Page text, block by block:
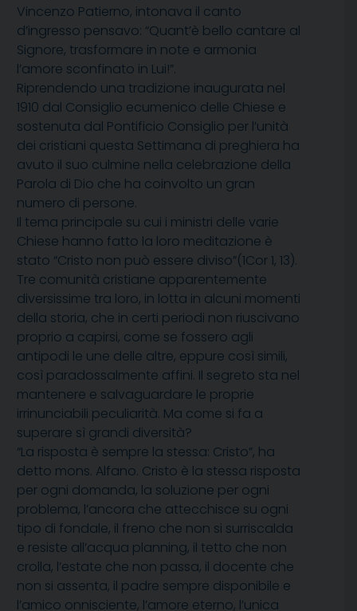
Vincenzo Patierno, intonava il canto
d’ingresso pensavo: “Quant’è bello cantare al
Signore, trasformare in note e armonia
l’amore sconfinato in Lui!”.
Riprendendo una tradizione inaugurata nel
1910 dal Consiglio ecumenico delle Chiese e
sostenuta dal Pontificio Consiglio per l’unità
dei cristiani questa Settimana di preghiera ha
avuto il suo culmine nella celebrazione della
Parola di Dio che ha coinvolto un gran
numero di persone.
Il tema principale su cui i ministri delle varie
Chiese hanno fatto la loro meditazione è
stato “Cristo non può essere diviso”(1Cor 1, 13).
Tre comunità cristiane apparentemente
diversissime tra loro, in lotta in alcuni momenti
della storia, che in certi periodi non riuscivano
proprio a capirsi, come se fossero agli
antipodi le une delle altre, eppure così simili,
così paradossalmente affini. Il segreto sta nel
mantenere e salvaguardare le proprie
irrinunciabili peculiarità. Ma come si fa a
superare sì grandi diversità?
“La risposta è sempre la stessa: Cristo”, ha
detto mons. Alfano. Cristo è la stessa risposta
per ogni domanda, la soluzione per ogni
problema, l’ancora che attecchisce su ogni
tipo di fondale, il freno che non si surriscalda
e resiste all’acqua planning, il tetto che non
crolla, l’estate che non passa, il docente che
non si assenta, il padre sempre disponibile e
l’amico onnisciente, l’amore eterno, l’unica